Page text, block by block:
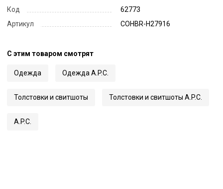
Код
62773
Артикул
COHBR-H27916
С этим товаром смотрят
Одежда Одежда A.P.C.
Толстовки и свитшоты Толстовки и свитшоты A.P.C.
A.P.C.